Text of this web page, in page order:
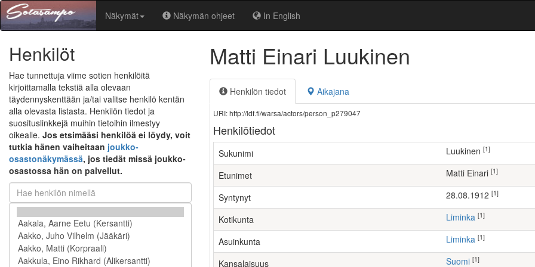
Näkymät Näkymän ohjeet In English
Henkilöt
Hae tunnettuja viime sotien henkilöitä
kirjoittamalla tekstiä alla olevaan
täydennyskenttään ja/tai valitse henkilö kentän
alla olevasta listasta. Henkilön tiedot ja
suosituslinkkejä muihin tietoihin ilmestyy
oikealle. Jos etsimääsi henkilöä ei löydy, voit
tutkia hänen vaiheitaan joukko-
osastonäkymässä, jos tiedät missä joukko-
osastossa hän on palvellut.
Matti Einari Luukinen
Henkilön tiedot Aikajana
URI: http://ldf.fi/warsa/actors/person_p279047
Henkilötiedot
Sukunimi Luukinen [1]
Etunimet Matti Einari [1]
Syntynyt 28.08.1912 [1]
Kotikunta Liminka [1]
Asuinkunta Liminka [1]
Kansalaisuus Suomi [1]